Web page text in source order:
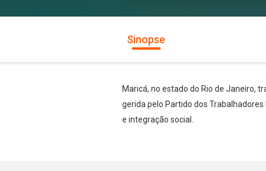
Sinopse
Maricá, no estado do Rio de Janeiro,
gerida pelo Partido dos
e integração social.